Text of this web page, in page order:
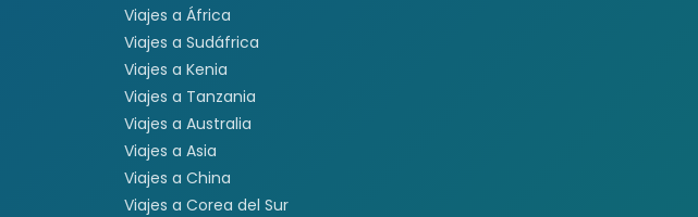
Viajes a África
Viajes a Sudáfrica
Viajes a Kenia
Viajes a Tanzania
Viajes a Australia
Viajes a Asia
Viajes a China
Viajes a Corea del Sur